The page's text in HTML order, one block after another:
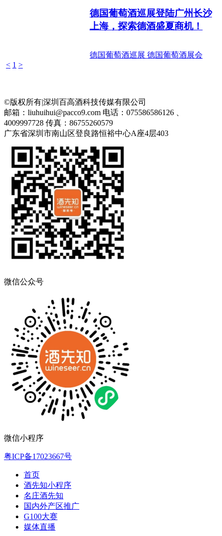
德国葡萄酒巡展登陆广州长沙
上海，探索德酒盛夏商机！
德国葡萄酒巡展 德国葡萄酒展会
< 1 >
©版权所有|深圳百高酒科技传媒有限公司
邮箱：liuhuihui@pacco9.com 电话：075586586126 、
4009997728 传真：86755260579
广东省深圳市南山区登良路恒裕中心A座4层403
微信公众号
微信小程序
粤ICP备17023667号
首页
酒先知小程序
名庄酒先知
国内外产区推广
G100大赛
媒体直播